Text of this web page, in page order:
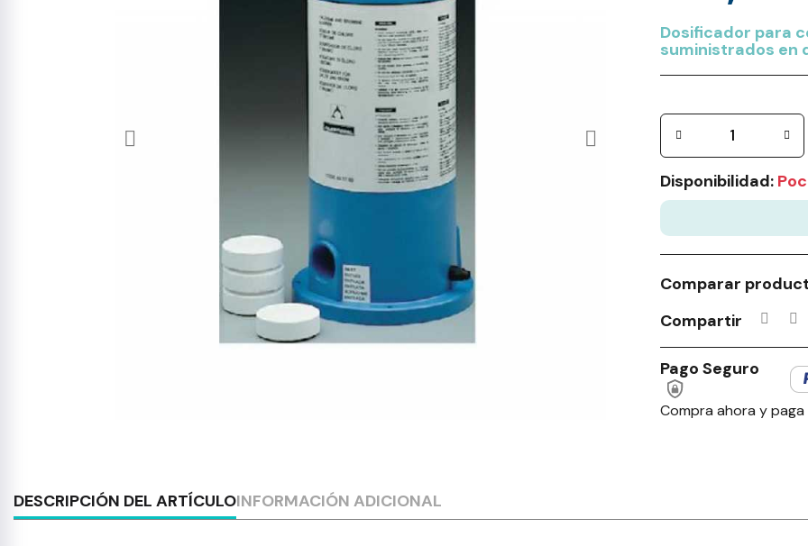
Dosificador para
suministrados en
Disponibilidad:
Comparar
Compartir
Pago Seguro
Compra ahora y
DESCRIPCIÓN DEL ARTÍCULOINFORMACIÓN ADICIONAL